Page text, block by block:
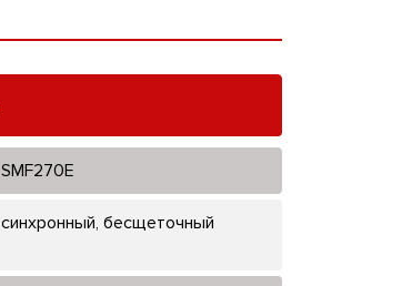
SMF270E
синхронный, бесщеточный